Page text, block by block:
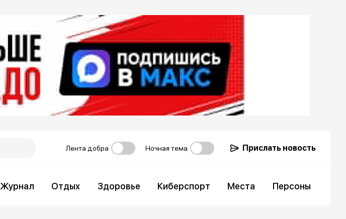
Лента добра Ночная тема Прислать новость
Журнал Отдых Здоровье Киберспорт Места Персоны